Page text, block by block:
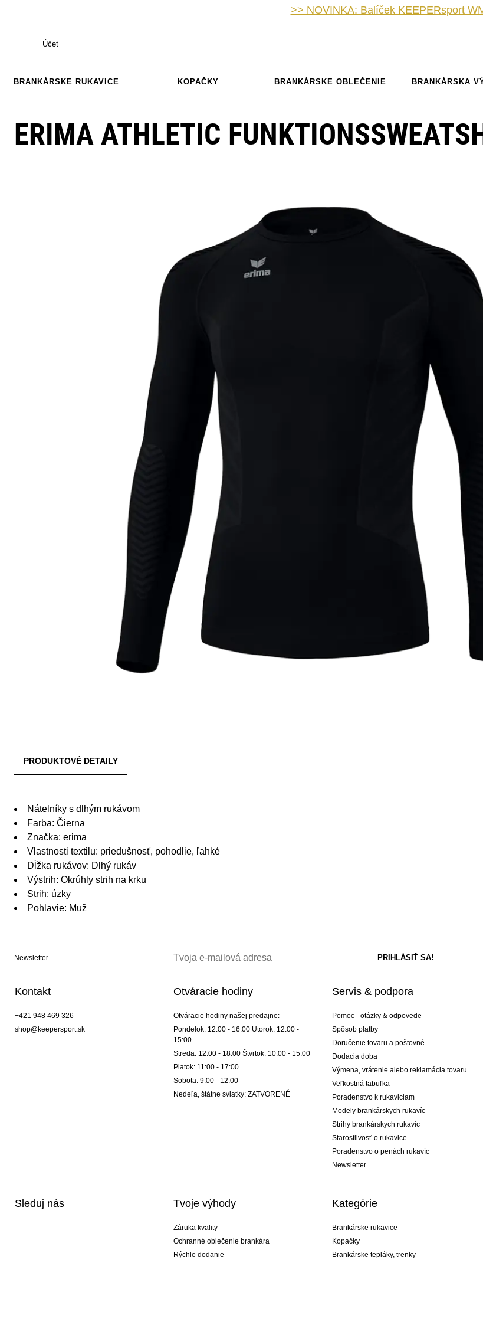
>> NOVINKA: Balíček KEEPERsport
Účet
BRANKÁRSKE RUKAVICE KOPAČKY BRANKÁRSKE OBLEČENIE BRANKÁRSKA
ERIMA ATHLETIC
PRODUKTOVÉ DETAILY
Nátelníky s dlhým rukávom
Farba: Čierna
Značka: erima
Vlastnosti textilu: priedušnosť, pohodlie, ľahké
Dĺžka rukávov: Dlhý rukáv
Výstrih: Okrúhly strih na krku
Strih: úzky
Pohlavie: Muž
Newsletter
Kontakt
+421 948 469 326
shop@keepersport.sk
Otváracie hodiny
Otváracie hodiny našej predajne:
Pondelok: 12:00 - 16:00 Utorok: 12:00 -
15:00
Streda: 12:00 - 18:00 Štvrtok: 10:00 - 15:00
Piatok: 11:00 - 17:00
Sobota: 9:00 - 12:00
Nedeľa, štátne sviatky: ZATVORENÉ
Servis & podpora
Pomoc - otázky & odpovede
Spôsob platby
Doručenie tovaru a poštovné
Dodacia doba
Výmena, vrátenie alebo reklamácia tovaru
Veľkostná tabuľka
Poradenstvo k rukaviciam
Modely brankárskych rukavíc
Strihy brankárskych rukavíc
Starostlivosť o rukavice
Poradenstvo o penách rukavíc
Newsletter
Sleduj nás Tvoje výhody
Záruka kvality
Ochranné oblečenie brankára
Rýchle dodanie
Kategórie
Brankárske rukavice
Kopačky
Brankárske tepláky, trenky